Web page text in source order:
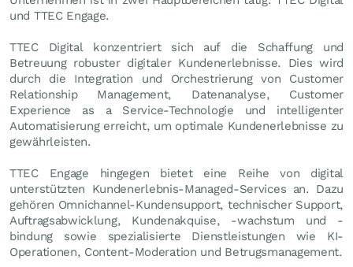
und TTEC Engage.
TTEC Digital konzentriert sich auf die Schaffung und
Betreuung robuster digitaler Kundenerlebnisse. Dies wird
durch die Integration und Orchestrierung von Customer
Relationship Management, Datenanalyse, Customer
Experience as a Service-Technologie und intelligenter
Automatisierung erreicht, um optimale Kundenerlebnisse zu
gewährleisten.
TTEC Engage hingegen bietet eine Reihe von digital
unterstützten Kundenerlebnis-Managed-Services an. Dazu
gehören Omnichannel-Kundensupport, technischer Support,
Auftragsabwicklung, Kundenakquise, -wachstum und -
bindung sowie spezialisierte Dienstleistungen wie KI-
Operationen, Content-Moderation und Betrugsmanagement.